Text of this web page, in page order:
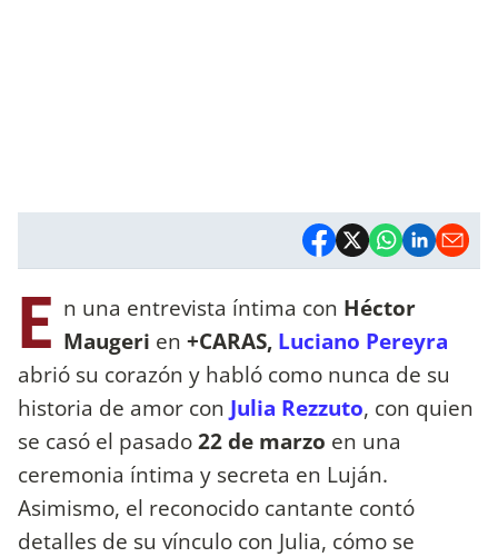
E n una entrevista íntima con Héctor
Maugeri en +CARAS, Luciano Pereyra
abrió su corazón y habló como nunca de su
historia de amor con Julia Rezzuto, con quien
se casó el pasado22 de marzo en una
ceremonia íntima y secreta en Luján.
Asimismo, el reconocido cantante contó
detalles de su vínculo con Julia, cómo se